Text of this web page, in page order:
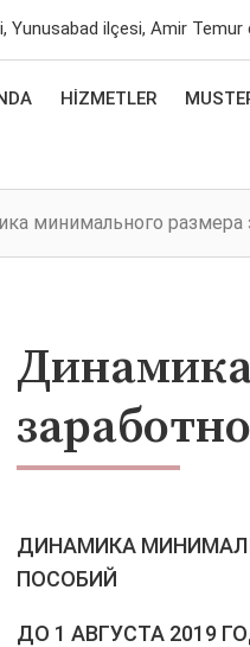
Yunusabad ilçesi, Amir Temur
HIZMETLER
минимального размера
ДИНАМИКА
ПОСОБИЙ
ДО 1 АВГУСТА 2019